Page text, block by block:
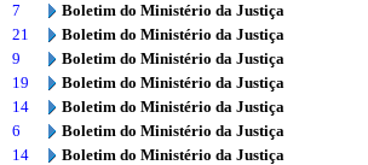
7
Boletim do Ministério da Justiça
21
Boletim do Ministério da Justiça
9
Boletim do Ministério da Justiça
19
Boletim do Ministério da Justiça
14
Boletim do Ministério da Justiça
6
Boletim do Ministério da Justiça
14
Boletim do Ministério da Justiça